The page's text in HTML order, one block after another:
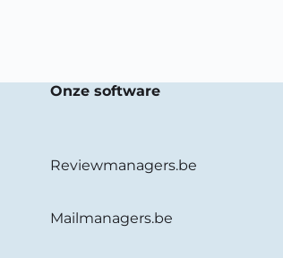
Onze software
Reviewmanagers.be
Mailmanagers.be